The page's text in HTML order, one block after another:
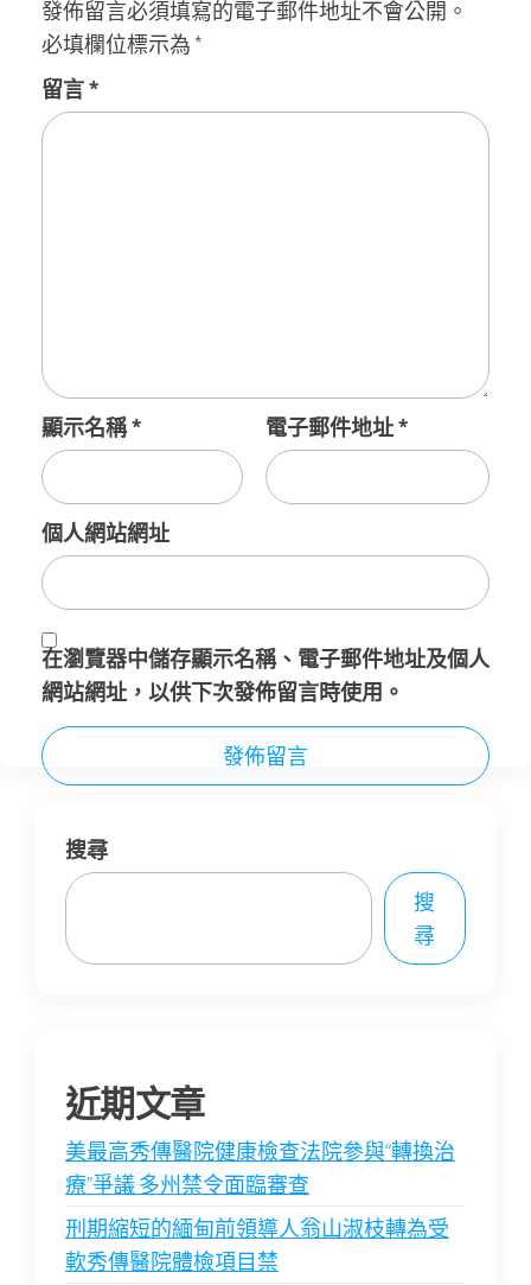
發佈留言必須填寫的電子郵件地址不會公開。
必填欄位標示為 *
留言*
顯示名稱* 電子郵件地址*
個人網站網址
在瀏覽器中儲存顯示名稱、電子郵件地址及個人
網站網址，以供下次發佈留言時使用。
搜尋
搜
尋
近期文章
美最高秀傳醫院健康檢查法院參與“轉換治
療”爭議 多州禁令面臨審查
刑期縮短的緬甸前領導人翁山淑枝轉為受
軟秀傳醫院體檢項目禁